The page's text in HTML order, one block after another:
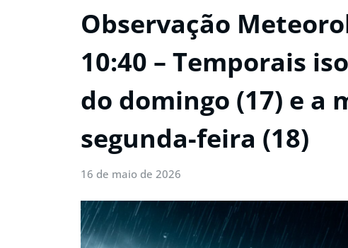
Observação
10:40 – Temporais
do domingo (17) e a
segunda-feira (18)
16 de maio de 2026